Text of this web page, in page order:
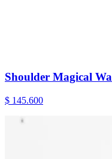
Shoulder Magical
$ 145.600